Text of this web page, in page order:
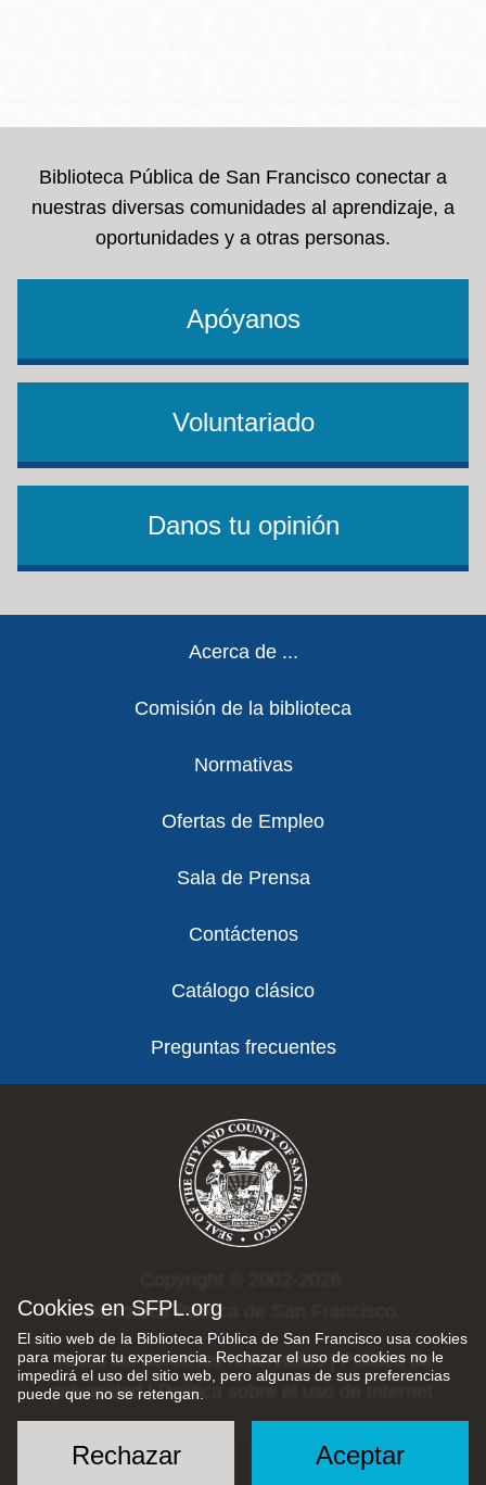
Cookies en SFPL.org
El sitio web de la Biblioteca Pública de San Francisco usa cookies
para mejorar tu experiencia. Rechazar el uso de cookies no le
impedirá el uso del sitio web, pero algunas de sus preferencias
puede que no se retengan.
Aceptar
Rechazar
Biblioteca Pública de San Francisco conectar a
nuestras diversas comunidades al aprendizaje, a
oportunidades y a otras personas.
Apóyanos
Voluntariado
Danos tu opinión
Acerca de ...
Comisión de la biblioteca
Normativas
Ofertas de Empleo
Sala de Prensa
Contáctenos
Catálogo clásico
Preguntas frecuentes
Biblioteca Pública de San Francisco.
Todos los derechos reservados |Política de
privacidad|Política sobre el uso de Internet
Social